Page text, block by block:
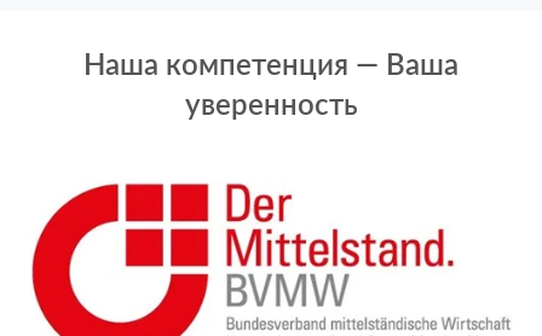
Наша компетенция — Ваша
уверенность